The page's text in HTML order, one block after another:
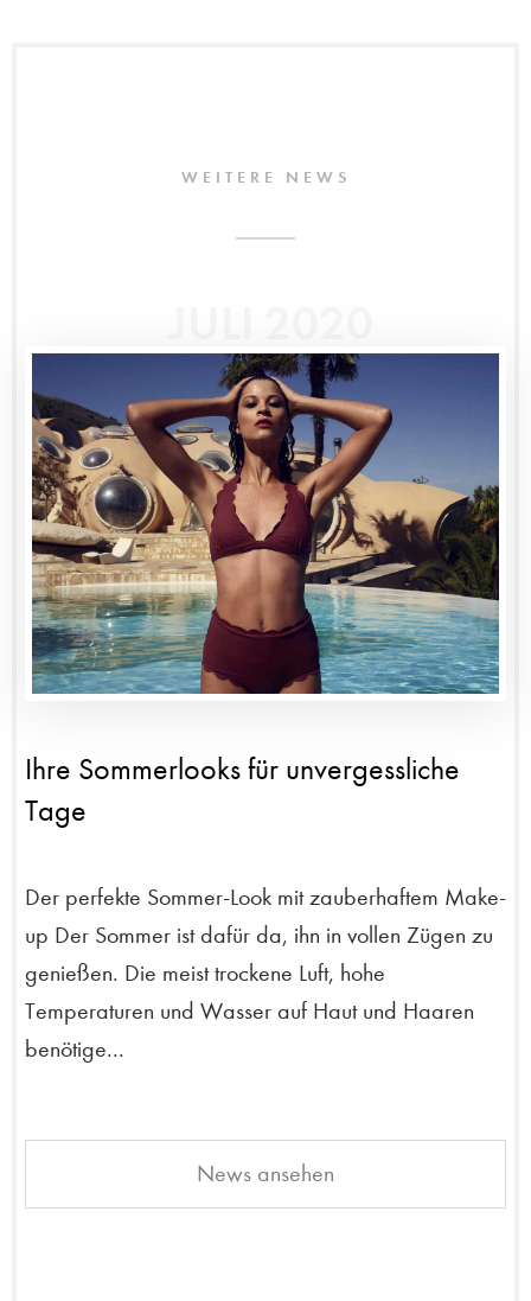
WEITERE NEWS
Ihre Sommerlooks für unvergessliche
Tage
Der perfekte Sommer-Look mit zauberhaftem Make-
up Der Sommer ist dafür da, ihn in vollen Zügen zu
genießen. Die meist trockene Luft, hohe
Temperaturen und Wasser auf Haut und Haaren
benötige...
News ansehen